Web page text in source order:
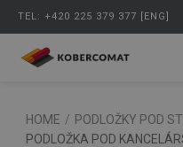
TEL: +420 225 379 377 [ENG]
HOME / PODLOŽKY POD
PODLOŽKA POD